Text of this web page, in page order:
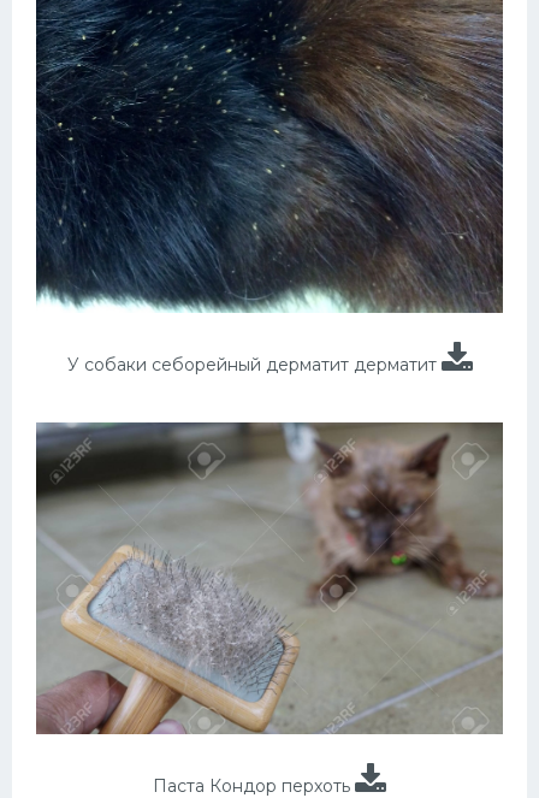
У собаки себорейный дерматит дерматит
Паста Кондор перхоть